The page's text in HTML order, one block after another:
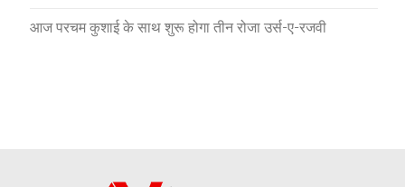
आज परचम कुशाई के साथ शुरू होगा तीन रोजा उर्स-ए-रजवी